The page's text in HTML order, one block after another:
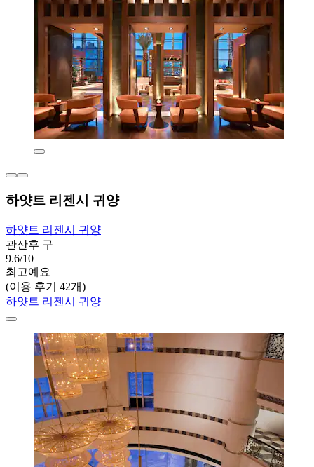
하얏트 리젠시 귀양
하얏트 리젠시 귀양
관산후 구
9.6/10
최고예요
(이용 후기 42개)
하얏트 리젠시 귀양